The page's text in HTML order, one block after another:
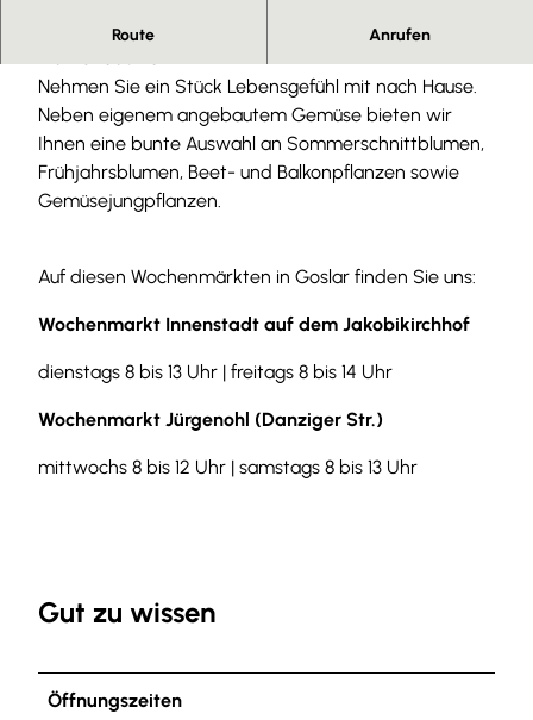
Route Anrufen
Gärtnerei Fricke - frisches Gemüse und eine bunte
Nehmen Sie ein Stück Lebensgefühl mit nach Hause.
Neben eigenem angebautem Gemüse bieten wir
Ihnen eine bunte Auswahl an Sommerschnittblumen,
Frühjahrsblumen, Beet- und Balkonpflanzen sowie
Gemüsejungpflanzen.
Auf diesen Wochenmärkten in Goslar finden Sie uns:
Wochenmarkt Innenstadt auf dem Jakobikirchhof
dienstags 8 bis 13 Uhr | freitags 8 bis 14 Uhr
Wochenmarkt Jürgenohl (Danziger Str.)
mittwochs 8 bis 12 Uhr | samstags 8 bis 13 Uhr
Gut zu wissen
Öffnungszeiten